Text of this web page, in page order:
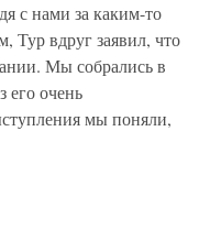
нами за каким-то
Тур вдруг заявил, что
Мы собрались в
его очень
мы поняли,